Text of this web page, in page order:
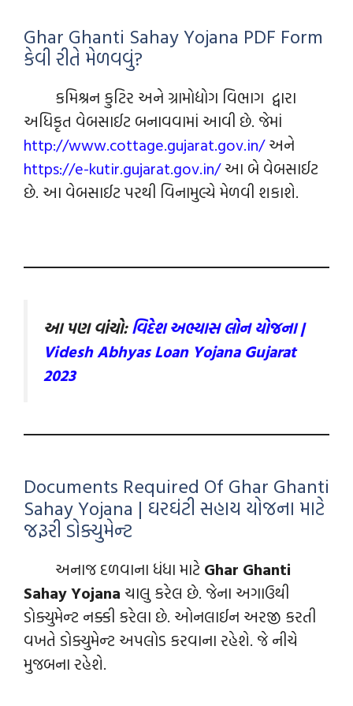
Ghar Ghanti Sahay Yojana PDF Form
કેવી રીતે મેળવવું?
કમિશ્રન કુટિર અને ગ્રામોદ્યોગ વિભાગ દ્વારા
અધિકૃત વેબસાઈટ બનાવવામાં આવી છે. જેમાં
http://www.cottage.gujarat.gov.in/અને
https://e-kutir.gujarat.gov.in/આ બે વેબસાઈટ
છે. આ વેબસાઈટ પરથી વિનામુલ્યે મેળવી શકાશે.
આ પણ વાંંચો:વિદેશ અભ્યાસ લોન યોજના |
Videsh Abhyas Loan Yojana Gujarat
2023
Documents Required Of Ghar Ghanti
Sahay Yojana | ઘરઘંટી સહાય યોજના માટે
જરૂરી ડોક્યુમેન્‍ટ
અનાજ દળવાના ધંધા માટે Ghar Ghanti
Sahay Yojana ચાલુ કરેલ છે. જેના અગાઉથી
ડોક્યુમેન્‍ટ નક્કી કરેલા છે. ઓનલાઈન અરજી કરતી
વખતે ડોક્યુમેન્‍ટ અપલોડ કરવાના રહેશે. જે નીચે
મુજબના રહેશે.